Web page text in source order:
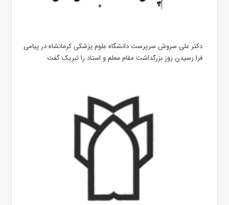
دکتر علی سروش سرپرست دانشگاه علوم پزشکی کرمانشاه در پیامی
فرا رسیدن روز بزرگداشت مقام معلم و استاد را تبریک گفت